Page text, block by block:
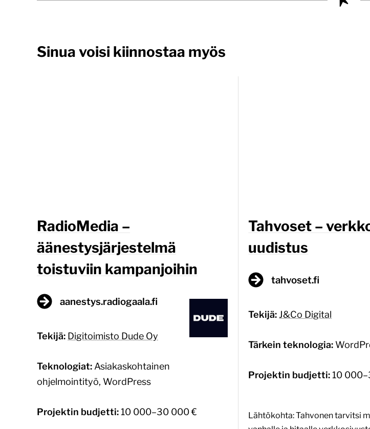
Sinua voisi kiinnostaa myös
RadioMedia –
äänestysjärjestelmä
toistuviin kampanjoihin
aanestys.radiogaala.fi
Tekijä: Digitoimisto Dude Oy
Teknologiat: Asiakaskohtainen
ohjelmointityö, WordPress
Projektin budjetti:10 000–30 000 €
Tahvoset –
uudistus
tahvoset.fi
Tekijä: J&Co Digital
Tärkein teknologia:
Projektin budjetti:10
Lähtökohta: Tahvonen tarvitsi